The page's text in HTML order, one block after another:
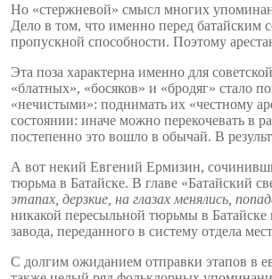
Но «стержневой» смысл многих
Дело в том, что именно перед батайским
пропускной способности. Поэтому
Эта поза характерна именно для
«блатных», «босяков» и «бродяг» стало
«нечистыми»: поднимать их «честному
состоянии: иначе можно перекочевать в
постепенно это вошло в обычай. В
А вот некий Евгений Ермизин,
тюрьма в Батайске. В главе «Батайский
этапах, дерзкие, на глазах менялись,
никакой пересыльной тюрьмы в Батайске
завода, переданного в систему отдела
С долгим ожиданием отправки этапов в